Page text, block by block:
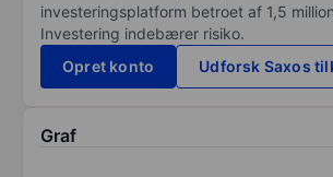
investeringsplatform betroet af 1,5
Investering indebærer risiko.
Opret konto
Udforsk Saxos
Graf